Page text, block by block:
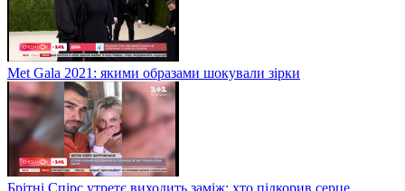
Met Gala 2021: якими образами шокували зірки
Брітні Спірс утретє виходить заміж: хто підкорив серце